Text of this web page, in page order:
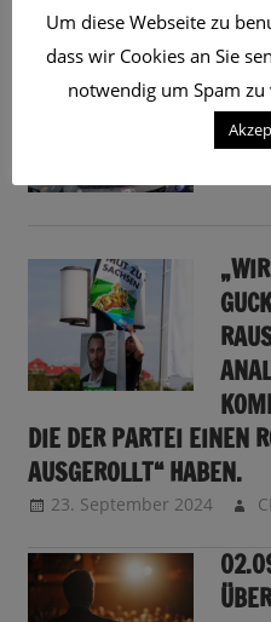
4.
IE DER PARTEI EINEN
USGEROLLT“ HABEN.
23. September 2024
Um diese Webseite zu
dass wir Cookies an Sie
notwendig um Spam